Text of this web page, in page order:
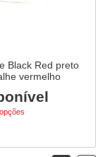
Black Red preto
vermelho